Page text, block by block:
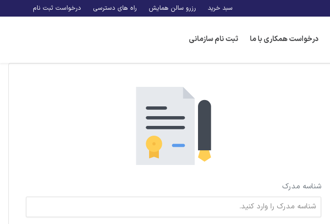
سبد خرید رزرو سالن همایش راه های دسترسی درخواست ثبت نام
درخواست همکاری با ما ثبت نام سازمانی
شناسه مدرک